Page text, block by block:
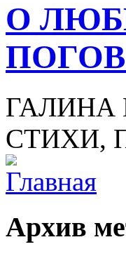
О
ГАЛИНА
СТИХИ,
Архив